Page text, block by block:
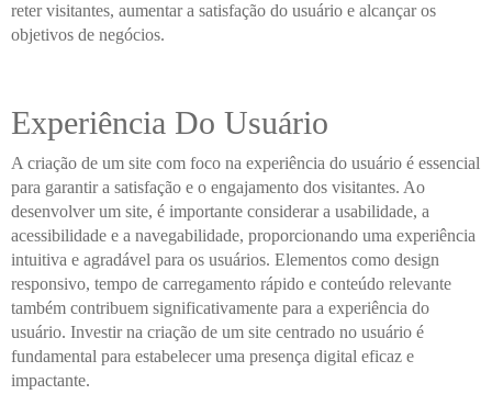
reter visitantes, aumentar a satisfação do usuário e alcançar os
objetivos de negócios.
Experiência Do Usuário
A criação de um site com foco na experiência do usuário é essencial
para garantir a satisfação e o engajamento dos visitantes. Ao
desenvolver um site, é importante considerar a usabilidade, a
acessibilidade e a navegabilidade, proporcionando uma experiência
intuitiva e agradável para os usuários. Elementos como design
responsivo, tempo de carregamento rápido e conteúdo relevante
também contribuem significativamente para a experiência do
usuário. Investir na criação de um site centrado no usuário é
fundamental para estabelecer uma presença digital eficaz e
impactante.